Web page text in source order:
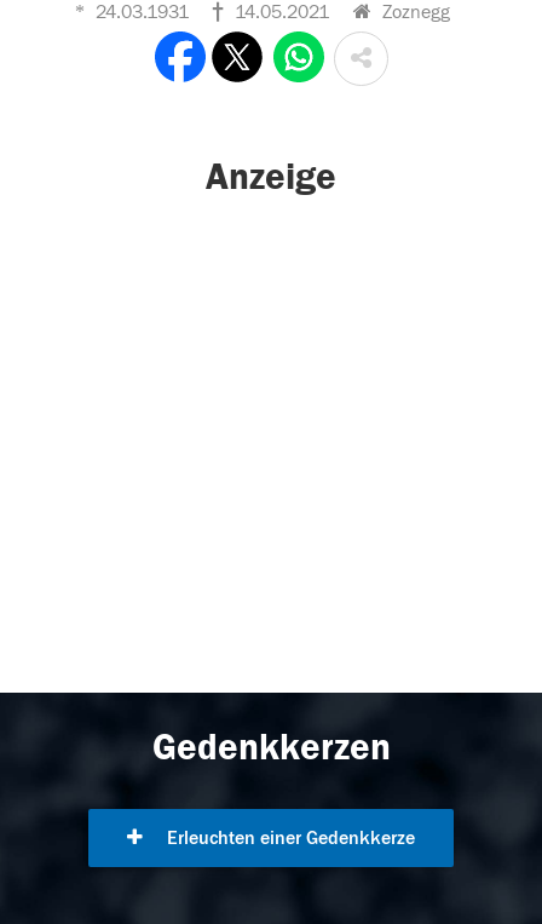
24.03.1931 14.05.2021 Zoznegg
Anzeige
Gedenkkerzen
Erleuchten einer Gedenkkerze